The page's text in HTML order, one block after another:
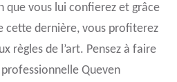
que vous lui confierez et grâce
cette dernière, vous profiterez
règles de l’art. Pensez à faire
Queven